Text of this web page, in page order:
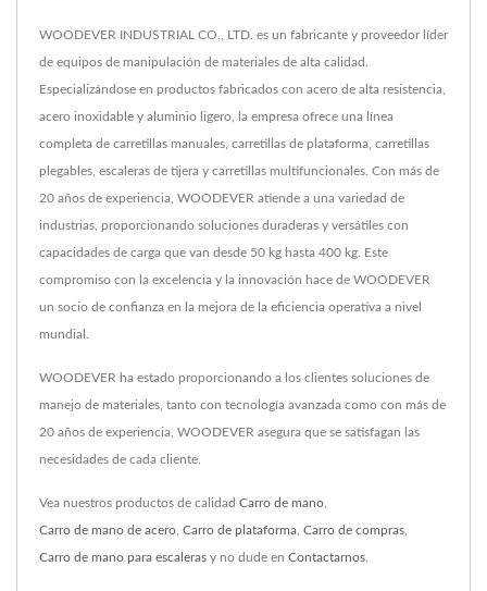
WOODEVER INDUSTRIAL CO., LTD. es un fabricante y proveedor líder
de equipos de manipulación de materiales de alta calidad.
Especializándose en productos fabricados con acero de alta resistencia,
acero inoxidable y aluminio ligero, la empresa ofrece una línea
completa de carretillas manuales, carretillas de plataforma, carretillas
plegables, escaleras de tijera y carretillas multifuncionales. Con más de
20 años de experiencia, WOODEVER atiende a una variedad de
industrias, proporcionando soluciones duraderas y versátiles con
capacidades de carga que van desde 50 kg hasta 400 kg. Este
compromiso con la excelencia y la innovación hace de WOODEVER
un socio de confianza en la mejora de la eficiencia operativa a nivel
mundial.
WOODEVER ha estado proporcionando a los clientes soluciones de
manejo de materiales, tanto con tecnología avanzada como con más de
20 años de experiencia, WOODEVER asegura que se satisfagan las
necesidades de cada cliente.
Vea nuestros productos de calidad Carro de mano
Carro de mano de acero Carro de plataforma Carro de compras
Carro de mano para escaleras y no dude en Contactarnos